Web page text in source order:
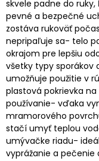
skvele padne do
pevné a bezpečné
zostáva rukoväť
nepripaľuje sa- telo
okrajom pre lepšiu
všetky typy
umožňuje použitie v
plastová pokrievka
používanie- vďaka
mramorového
stačí umyť teplou
umývačke riadu-
vyprážanie a